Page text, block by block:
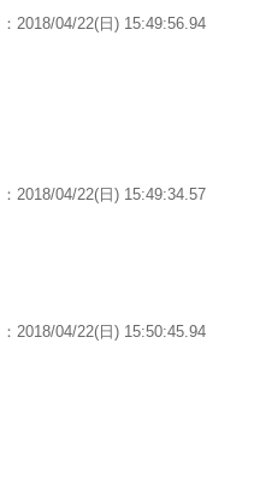
：2018/04/22(日) 15:49:56.94
：2018/04/22(日) 15:49:34.57
：2018/04/22(日) 15:50:45.94